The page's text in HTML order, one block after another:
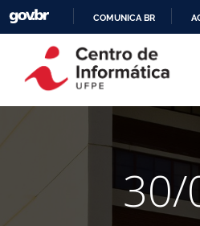
COMUNICA BR
30/